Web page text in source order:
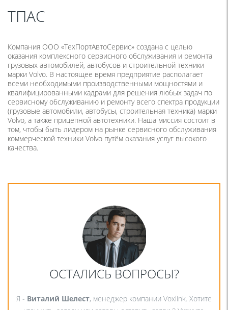
ТПАС
Компания ООО «ТехПортАвтоСервис» создана с целью
оказания комплексного сервисного обслуживания и ремонта
грузовых автомобилей, автобусов и строительной техники
марки Volvo. В настоящее время предприятие располагает
всеми необходимыми производственными мощностями и
квалифицированными кадрами для решения любых задач по
сервисному обслуживанию и ремонту всего спектра продукции
(грузовые автомобили, автобусы, строительная техника) марки
Volvo, а также прицепной автотехники. Наша миссия состоит в
том, чтобы быть лидером на рынке сервисного обслуживания
коммерческой техники Volvo путём оказания услуг высокого
качества.
ОСТАЛИСЬ ВОПРОСЫ?
Я - Виталий Шелест, менеджер компании Voxlink. Хотите